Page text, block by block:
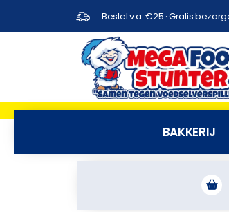
Bestel v.a. €25 · Gratis
BAKKERIJ